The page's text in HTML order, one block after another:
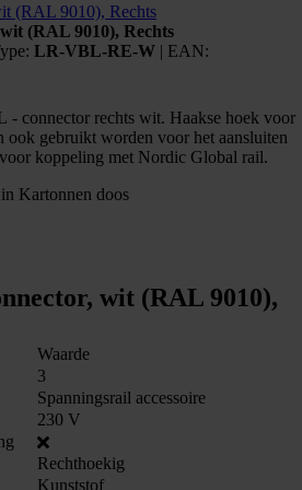
(RAL 9010), Rechts
(RAL 9010), Rechts
LR-VBL-RE-W | EAN:
- connector rechts wit. Haakse hoek voor
ook gebruikt worden voor het aansluiten
koppeling met Nordic Global rail.
Kartonnen doos
wit (RAL 9010),
Waarde
3
Spanningsrail accessoire
230 V
Rechthoekig
Kunststof
876350
Kunnen we je ergens mee helpen?
Neem dan contact op +31 88 002 33